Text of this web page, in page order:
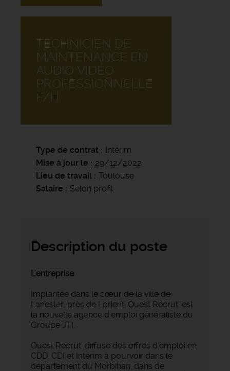
TECHNICIEN DE
MAINTENANCE EN
AUDIO VIDÉO
PROFESSIONNELLE
F/H
Type de contrat
Intérim
Mise à jour le
29/12/2022
Lieu de travail
Toulouse
Salaire
Selon profil
Description du poste
L'entreprise
Implantée dans le cœur de la ville de
Lanester, près de Lorient, Ouest Recrut' est
la nouvelle agence d'emploi généraliste du
Groupe JTI.
Ouest Recrut' diffuse des offres d'emploi en
CDD, CDI et Intérim à pourvoir dans le
département du Morbihan, dans de